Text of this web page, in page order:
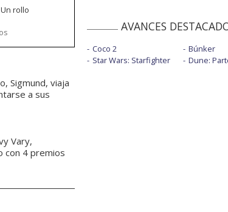
Un rollo
Sigmund, viaja
a sus
Vary,
con 4 premios
AVANCES
Coco 2
Star Wars: Starfighter
Búnker
Dune: